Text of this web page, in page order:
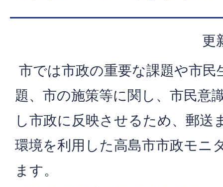
更
市では市政の重要な課題や市民
題、市の施策等に関し、市民意
し市政に反映させるため、郵送
環境を利用した高島市市政モニ
ます。